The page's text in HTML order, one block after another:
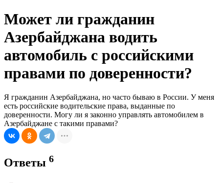
Может ли гражданин
Азербайджана водить
автомобиль с российскими
правами по доверенности?
Я гражданин Азербайджана, но часто бываю в России. У меня
есть российские водительские права, выданные по
доверенности. Могу ли я законно управлять автомобилем в
Азербайджане с такими правами?
Ответы 6